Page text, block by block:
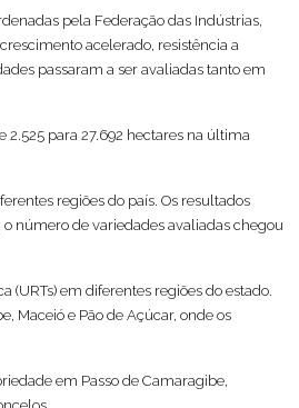
pela Federação das Indústrias,
acelerado, resistência a
passaram a ser avaliadas tanto em
2.525 para 27.692 hectares na última
regiões do país. Os resultados
número de variedades avaliadas chegou
(URTs) em diferentes regiões do estado.
Maceió e Pão de Açúcar, onde os
em Passo de Camaragibe,